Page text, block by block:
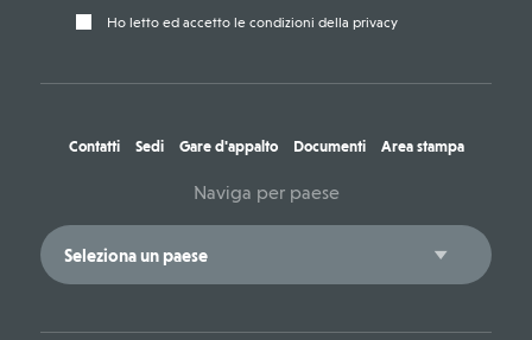
Ho letto ed accetto le condizioni della privacy
Contatti Sedi Gare d'appalto Documenti Area stampa
Naviga per paese